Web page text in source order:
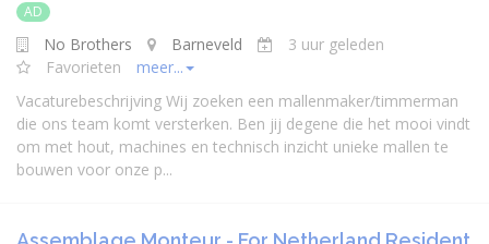
AD
No Brothers Barneveld
3 uur geleden
Favorieten
meer...
Vacaturebeschrijving Wij zoeken een mallenmaker/timmerman
die ons team komt versterken. Ben jij degene die het mooi vindt
om met hout, machines en technisch inzicht unieke mallen te
bouwen voor onze p...